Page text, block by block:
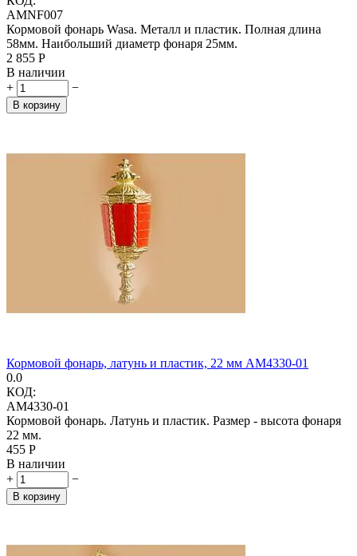
AMNF007
Кормовой фонарь Wasa. Металл и пластик. Полная длина
58мм. Наибольший диаметр фонаря 25мм.
2 855 Р
В наличии
+
−
В корзину
Кормовой фонарь, латунь и пластик, 22 мм AM4330-01
0.0
КОД:
AM4330-01
Кормовой фонарь. Латунь и пластик. Размер - высота фонаря
22 мм.
‍455‍ Р
В наличии
+
−
В корзину